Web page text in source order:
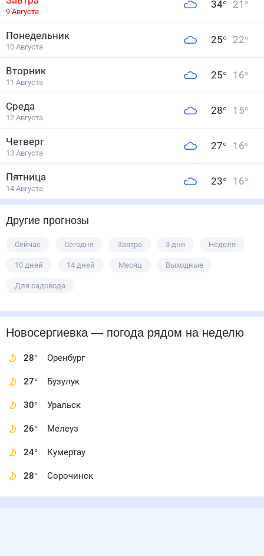
9 Августа
34° 21 °
Понедельник
10 Августа
25° 22°
Вторник
11 Августа
25° 16°
Среда
12 Августа
28° 15°
Четверг
13 Августа
27° 16°
Пятница
14 Августа
23° 16°
Другие прогнозы
Сейчас Сегодня Завтра 3 дня Неделя
10 дней 14 дней Месяц Выходные
Для садовода
Новосергиевка — погода рядом на неделю
28° Оренбург
27° Бузулук
30° Уральск
26° Мелеуз
24° Кумертау
28° Сорочинск